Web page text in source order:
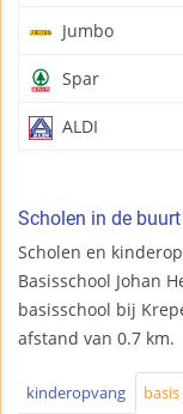
Jumbo
Spar
ALDI
Scholen in de
Scholen en
Basisschool Johan
basisschool bij
afstand van 0.7 km.
kinderopvang basis